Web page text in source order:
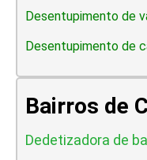
Desentupimento de
Desentupimento de
Bairros de
Dedetizadora de